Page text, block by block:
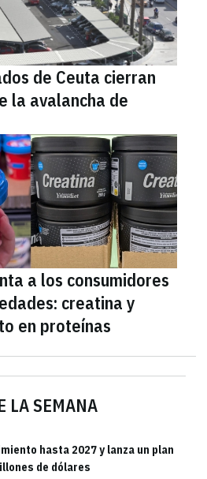
LA SEMANA
hasta 2027 y lanza un plan
de dólares
de Ceuta cierran
la avalancha de
a los consumidores
creatina y
en proteínas